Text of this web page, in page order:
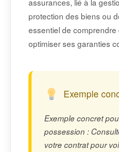
protection des biens ou
essentiel de
optimiser ses garanties
Exemple
Exemple concret
possession :
votre contrat pour